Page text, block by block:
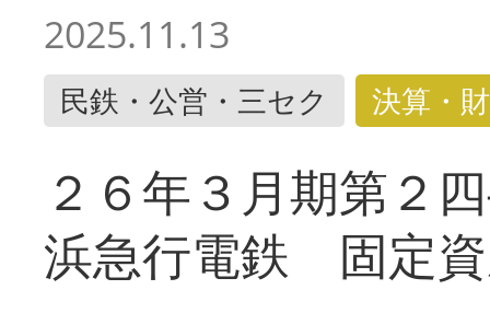
2025.11.13
民鉄・公営・三セク 決算・
２６年３月期第２
浜急行電鉄 固定